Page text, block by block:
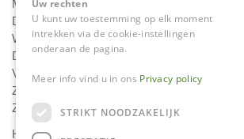
Maandag
Dinsdag
Woensdag
Donderdag
Vrijdag
Zaterdag
Zondag
Het 'Bloemetje van Daniëls' is van dinsdag
Uw rechten
U kunt uw toestemming op elk moment
intrekken via de cookie-instellingen
onderaan de pagina.
Meer info vind u in ons Privacy policy
STRIKT NOODZAKELIJK